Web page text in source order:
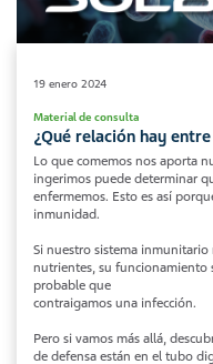
19 enero 2024
Material de consulta
¿Qué relación hay
Lo que comemos nos aporta
ingerimos puede determinar
enfermemos. Esto es así
inmunidad.
Si nuestro sistema
nutrientes, su funcionamiento
probable que
contraigamos una infección.
Pero si vamos más allá,
de defensa están en el tubo